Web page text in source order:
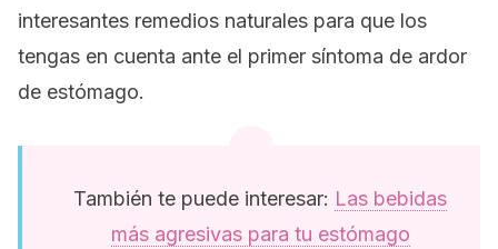
interesantes remedios naturales para que los
tengas en cuenta ante el primer síntoma de ardor
de estómago.
También te puede interesar: Las bebidas
más agresivas para tu estómago